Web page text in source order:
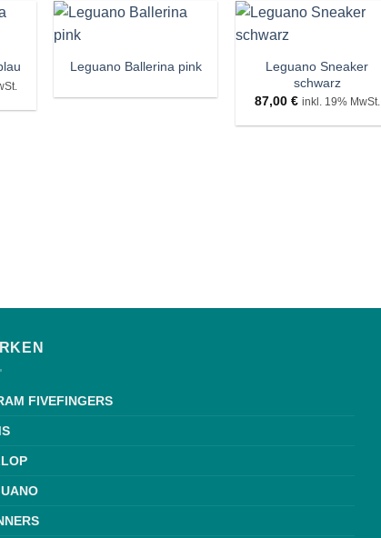
Wunschliste!
+
Leguano Ballerina pink
Wunschliste!
Leguano Sneaker
schwarz
87,00 € inkl. 19% MwSt.
FIVEFINGERS